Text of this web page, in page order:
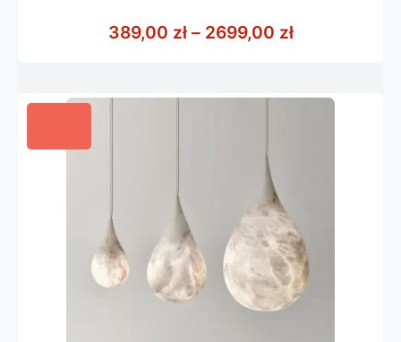
5
389,00 zł – 2699,00 złZakres cen: